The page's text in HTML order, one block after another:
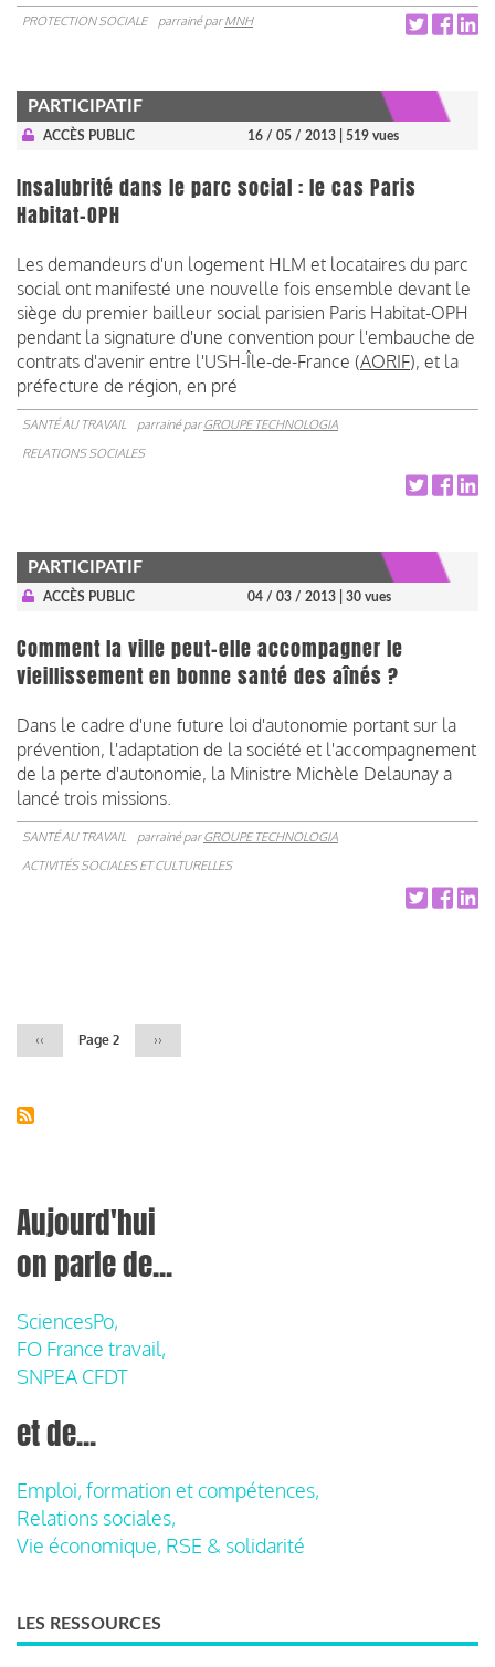
PROTECTION SOCIALE parrainé parMNH
PARTICIPATIF
ACCÈS PUBLIC 16 / 05 / 2013 | 519 vues
Insalubrité dans le parc social : le cas Paris
Habitat-OPH
Les demandeurs d'un logement HLM et locataires du parc
social ont manifesté une nouvelle fois ensemble devant le
siège du premier bailleur social parisien Paris Habitat-OPH
pendant la signature d'une convention pour l'embauche de
contrats d'avenir entre l'USH-Île-de-France (AORIF), et la
préfecture de région, en pré
SANTÉ AU TRAVAIL parrainé parGROUPE TECHNOLOGIA
RELATIONS SOCIALES
PARTICIPATIF
ACCÈS PUBLIC 04 / 03 / 2013 | 30 vues
Comment la ville peut-elle accompagner le
vieillissement en bonne santé des aînés ?
Dans le cadre d'une future loi d'autonomie portant sur la
prévention, l'adaptation de la société et l'accompagnement
de la perte d'autonomie, la Ministre Michèle Delaunay a
lancé trois missions.
SANTÉ AU TRAVAIL parrainé parGROUPE TECHNOLOGIA
ACTIVITÉS SOCIALES ET CULTURELLES
Page
précédente
‹‹ Page 2
Page
››
Aujourd'hui
on parle de...
SciencesPo,
FO France travail,
SNPEA CFDT
et de...
Emploi, formation et compétences,
Relations sociales,
Vie économique, RSE & solidarité
LES RESSOURCES